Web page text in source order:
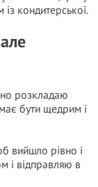
кондитерської.
розкладаю
бути щедрим і
вийшло рівно і
і відправляю в